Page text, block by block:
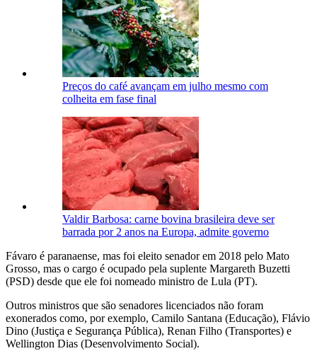
Preços do café avançam em julho mesmo com
colheita em fase final
Valdir Barbosa: carne bovina brasileira deve ser
barrada por 2 anos na Europa, admite governo
Fávaro é paranaense, mas foi eleito senador em 2018 pelo Mato
Grosso, mas o cargo é ocupado pela suplente Margareth Buzetti
(PSD) desde que ele foi nomeado ministro de Lula (PT).
Outros ministros que são senadores licenciados não foram
exonerados como, por exemplo, Camilo Santana (Educação), Flávio
Dino (Justiça e Segurança Pública), Renan Filho (Transportes) e
Wellington Dias (Desenvolvimento Social).